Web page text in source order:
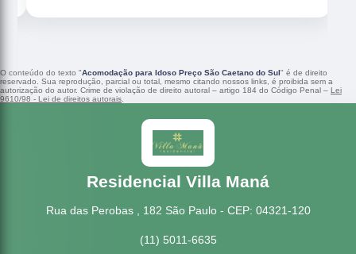
O conteúdo do texto "Acomodação para Idoso Preço São Caetano do Sul" é de direito
reservado. Sua reprodução, parcial ou total, mesmo citando nossos links, é proibida sem a
autorização do autor. Crime de violação de direito autoral – artigo 184 do Código Penal – Lei
9610/98 - Lei de direitos autorais
Residencial Villa Maná
Rua das Perobas , 182 São Paulo - CEP: 04321-120
(11) 5011-6635